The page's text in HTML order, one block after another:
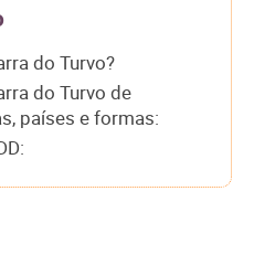
do Turvo?
do Turvo de
países e formas: